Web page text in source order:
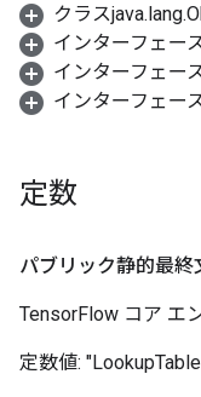
クラス
インターフェー
インターフェー
インターフェー
定数
パブリック静的最終
TensorFlow コア エ
定数値: